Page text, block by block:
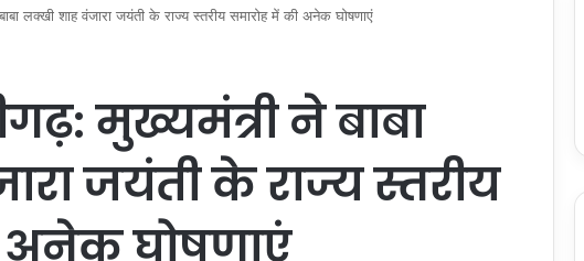
लक्खी शाह वंजारा जयंती के राज्य स्तरीय समारोह में की अनेक घोषणाएं
मुख्यमंत्री ने बाबा
जयंती के राज्य स्तरीय
अनेक घोषणाएं